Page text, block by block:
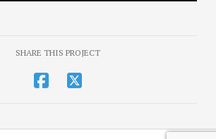
SHARE THIS PROJECT